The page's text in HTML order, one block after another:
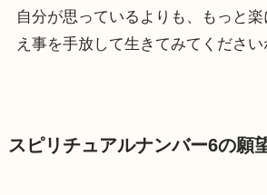
自分が思っているよりも、もっと
え事を手放して生きてみてください
スピリチュアルナンバー6の願